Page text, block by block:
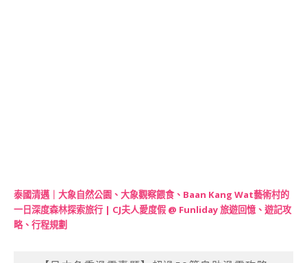
泰國清邁｜大象自然公園、大象觀察餵食、Baan Kang Wat藝術村的
一日深度森林探索旅行 | CJ夫人愛度假 @ Funliday 旅遊回憶、遊記攻
略、行程規劃